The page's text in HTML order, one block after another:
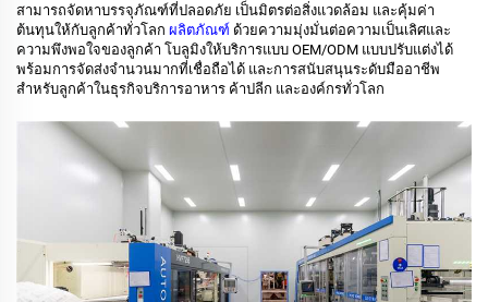
สามารถจัดหาบรรจุภัณฑ์ที่ปลอดภัย เป็นมิตรต่อสิ่งแวดล้อม และคุ้มค่า
ต้นทุนให้กับลูกค้าทั่วโลก ผลิตภัณฑ์ ด้วยความมุ่งมั่นต่อความเป็นเลิศและ
ความพึงพอใจของลูกค้า โบลูมิงให้บริการแบบ OEM/ODM แบบปรับแต่งได้
พร้อมการจัดส่งจำนวนมากที่เชื่อถือได้ และการสนับสนุนระดับมืออาชีพ
สำหรับลูกค้าในธุรกิจบริการอาหาร ค้าปลีก และองค์กรทั่วโลก